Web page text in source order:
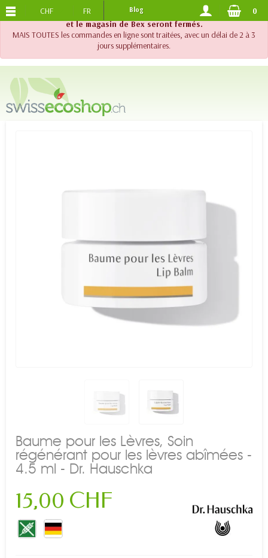
!! Important !! Jusqu'au 20 août 2026, le support téléphonique
et le magasin de Bex seront fermés.
MAIS TOUTES les commandes en ligne sont traitées, avec un délai de 2 à 3
jours supplémentaires.
PORTS OFFERTS DES 120.-
CHF FR Blog 0
Baume pour les Lèvres, Soin
régénérant pour les lèvres abîmées -
4.5 ml - Dr. Hauschka
15,00 CHF